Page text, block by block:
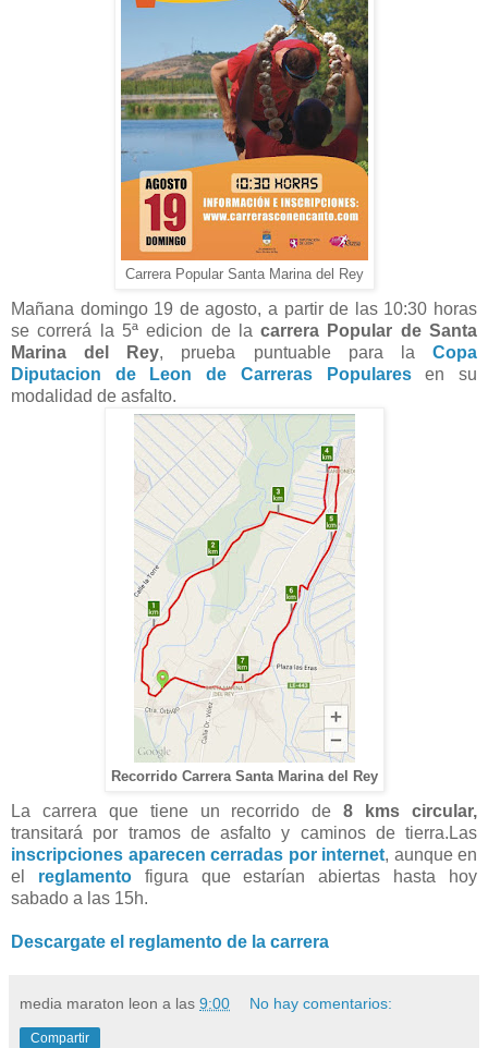
Carrera Popular Santa Marina del Rey
Mañana domingo 19 de agosto, a partir de las 10:30 horas
se correrá la 5ª edicion de lacarrera Popular de Santa
Marina del Rey, prueba puntuable para laCopa
Diputacion de Leon de Carreras Popularesen su
modalidad de asfalto.
Recorrido Carrera Santa Marina del Rey
La carrera que tiene un recorrido de8 kms circular,
transitará por tramos de asfalto y caminos de tierra.Las
inscripciones aparecen cerradas por internet, aunque en
el reglamentofigura que estarían abiertas hasta hoy
sabado a las 15h.
Descargate el reglamento de la carrera
media maraton leon a las 9:00 No hay comentarios:
Compartir